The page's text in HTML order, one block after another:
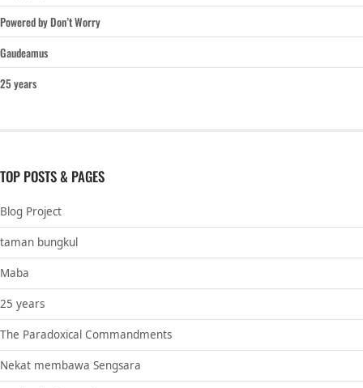
Powered by Don’t Worry
Gaudeamus
25 years
TOP POSTS & PAGES
Blog Project
taman bungkul
Maba
25 years
The Paradoxical Commandments
Nekat membawa Sengsara